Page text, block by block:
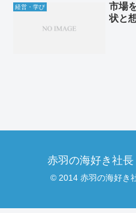
経営・学び
市場
状と
赤羽の海好き社
© 2014 赤羽の海好き